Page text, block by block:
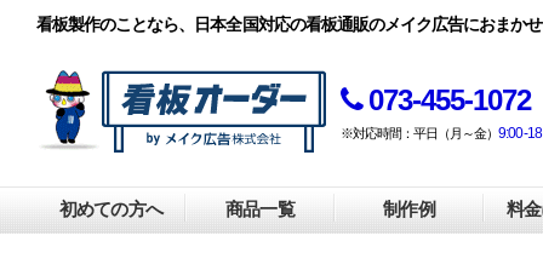
看板製作のことなら、日本全国対応の看板通販のメイク広告におまか
073-455-1072
※対応時間：平日（月～金）9:00-
初めての方へ 商品一覧 制作例 料